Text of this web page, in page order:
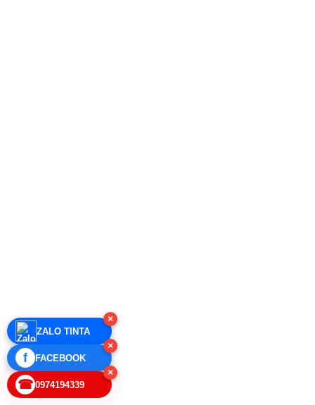
×
ZALO TINTA
×
f FACEBOOK
×
☎ 0974194339